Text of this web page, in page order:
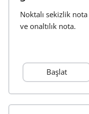
Français
Noktalı sekizlik nota
ve onaltılık nota.
Başlat